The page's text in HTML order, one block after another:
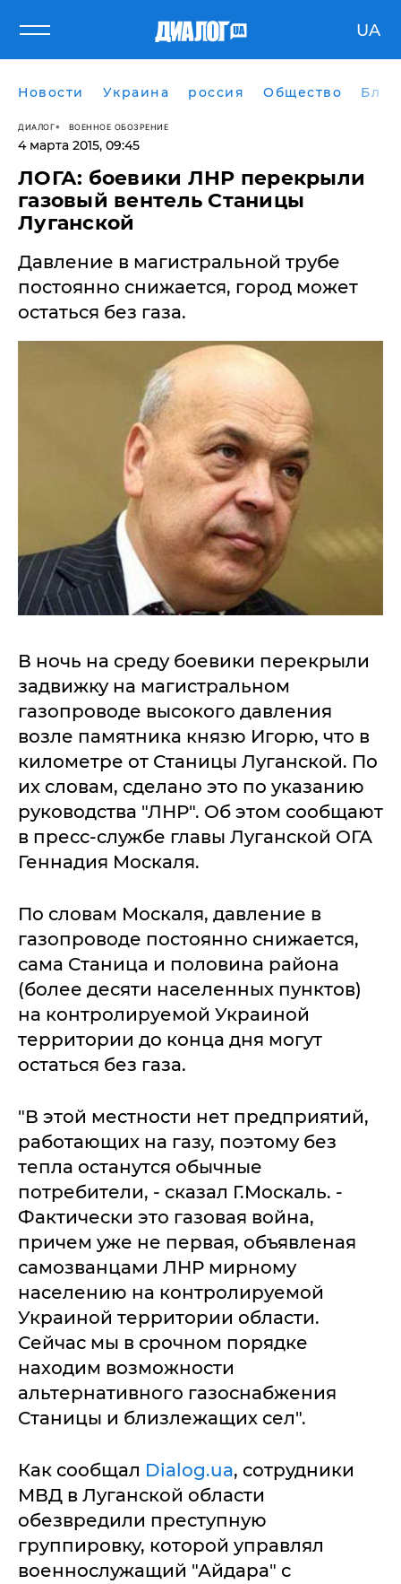
UA
Новости Украина россия Общество
ДИАЛОГ ВОЕННОЕ ОБОЗРЕНИЕ
4 марта 2015, 09:45
ЛОГА: боевики ЛНР перекрыли
газовый вентель Станицы
Луганской
Давление в магистральной трубе
постоянно снижается, город может
остаться без газа.
В ночь на среду боевики перекрыли
задвижку на магистральном
газопроводе высокого давления
возле памятника князю Игорю, что в
километре от Станицы Луганской. По
их словам, сделано это по указанию
руководства "ЛНР". Об этом сообщают
в пресс-службе главы Луганской ОГА
Геннадия Москаля.
По словам Москаля, давление в
газопроводе постоянно снижается,
сама Станица и половина района
(более десяти населенных пунктов)
на контролируемой Украиной
территории до конца дня могут
остаться без газа.
"В этой местности нет предприятий,
работающих на газу, поэтому без
тепла останутся обычные
потребители, - сказал Г.Москаль. -
Фактически это газовая война,
причем уже не первая, объявленая
самозванцами ЛНР мирному
населению на контролируемой
Украиной территории области.
Сейчас мы в срочном порядке
находим возможности
альтернативного газоснабжения
Станицы и близлежащих сел".
Как сообщал Dialog.ua, сотрудники
МВД в Луганской области
обезвредили преступную
группировку, которой управлял
военнослужащий "Айдара" с